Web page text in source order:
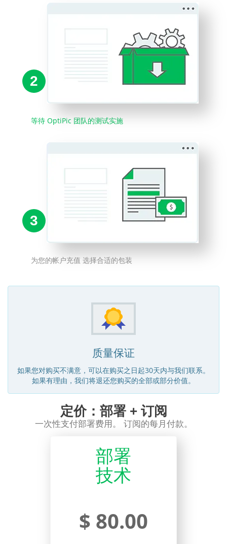
2
等待 OptiPic 团队的测试实施
3
为您的帐户充值 选择合适的包装
质量保证
如果您对购买不满意，可以在购买之日起30天内与我们联系。
如果有理由，我们将退还您购买的全部或部分价值。
定价：部署 + 订阅
一次性支付部署费用。 订阅的每月付款。
部署
技术
$ 80.00